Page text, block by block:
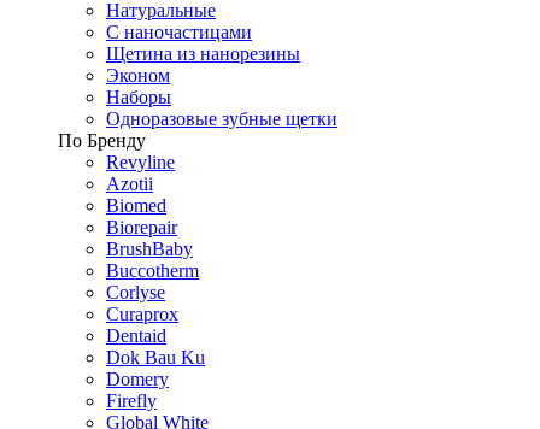
Натуральные
С наночастицами
Щетина из нанорезины
Эконом
Наборы
Одноразовые зубные щетки
По Бренду
Revyline
Azotii
Biomed
Biorepair
BrushBaby
Buccotherm
Corlyse
Curaprox
Dentaid
Dok Bau Ku
Domery
Firefly
Global White